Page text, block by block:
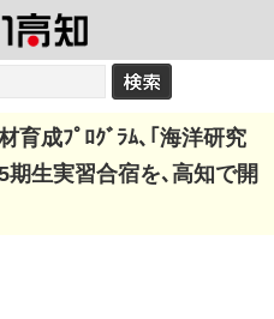
育成ﾌﾟﾛｸﾞﾗﾑ､｢海洋研究
期生実習合宿を､高知で開